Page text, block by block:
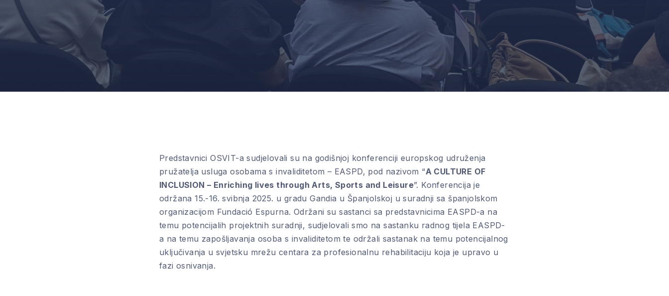
Predstavnici OSVIT-a sudjelovali su na godišnjoj konferenciji europskog udruženja
pružatelja usluga osobama s invaliditetom – EASPD, pod nazivom “A CULTURE OF
INCLUSION – Enriching lives through Arts, Sports and Leisure”. Konferencija je
održana 15.-16. svibnja 2025. u gradu Gandia u Španjolskoj u suradnji sa španjolskom
organizacijom Fundació Espurna. Održani su sastanci sa predstavnicima EASPD-a na
temu potencijalih projektnih suradnji, sudjelovali smo na sastanku radnog tijela EASPD-
a na temu zapošljavanja osoba s invaliditetom te održali sastanak na temu potencijalnog
uključivanja u svjetsku mrežu centara za profesionalnu rehabilitaciju koja je upravo u
fazi osnivanja.